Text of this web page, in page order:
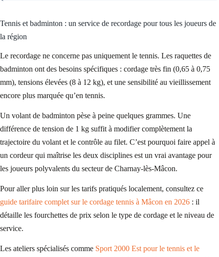
Tennis et badminton : un service de recordage pour tous les joueurs de
la région
Le recordage ne concerne pas uniquement le tennis. Les raquettes de
badminton ont des besoins spécifiques : cordage très fin (0,65 à 0,75
mm), tensions élevées (8 à 12 kg), et une sensibilité au vieillissement
encore plus marquée qu’en tennis.
Un volant de badminton pèse à peine quelques grammes. Une
différence de tension de 1 kg suffit à modifier complètement la
trajectoire du volant et le contrôle au filet. C’est pourquoi faire appel à
un cordeur qui maîtrise les deux disciplines est un vrai avantage pour
les joueurs polyvalents du secteur de Charnay-lès-Mâcon.
Pour aller plus loin sur les tarifs pratiqués localement, consultez ce
guide tarifaire complet sur le cordage tennis à Mâcon en 2026 : il
détaille les fourchettes de prix selon le type de cordage et le niveau de
service.
Les ateliers spécialisés comme Sport 2000 Est pour le tennis et le